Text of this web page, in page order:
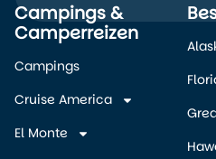
Campings &
Camperreizen
Campings
Cruise America
El Monte
Alternative: